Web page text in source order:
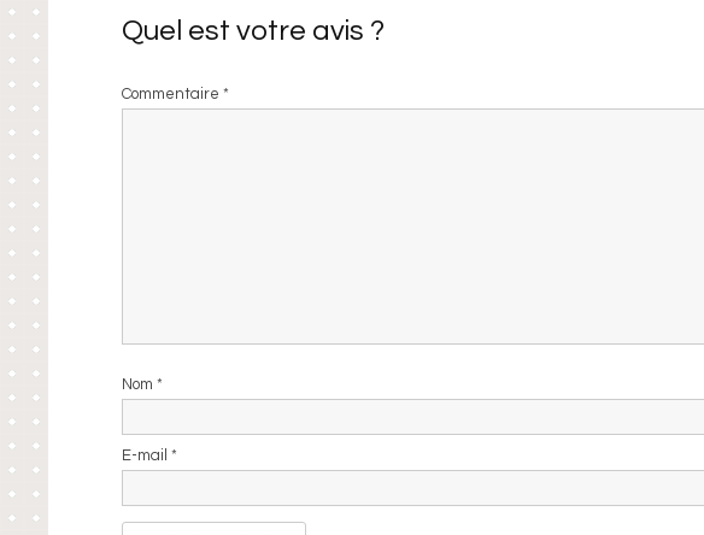
Quel est votre avis ?
Commentaire *
Nom *
E-mail *